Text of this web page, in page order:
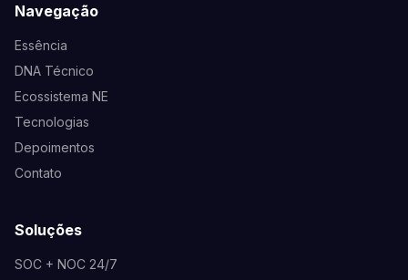
Navegação
Essência
DNA Técnico
Ecossistema NE
Tecnologias
Depoimentos
Contato
Soluções
SOC + NOC 24/7